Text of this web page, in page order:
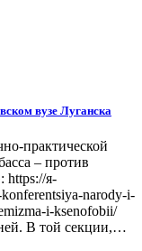
вузе Луганска
практической
– против
https://я-
narody-i-
i-ksenofobii/
В той секции,…